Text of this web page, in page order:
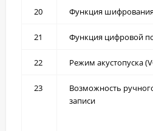
20 Функция
21 Функция цифровой
22 Режим акустопуска
23
Возможность
записи